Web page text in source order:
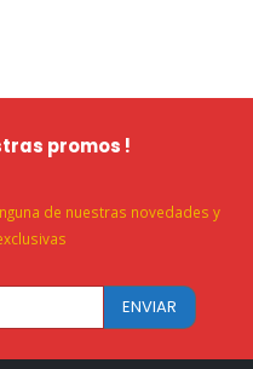
promos !
de nuestras novedades y